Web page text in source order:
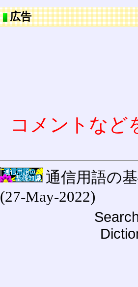
広告
コメントなど
通信用語の
(27-May-2022)